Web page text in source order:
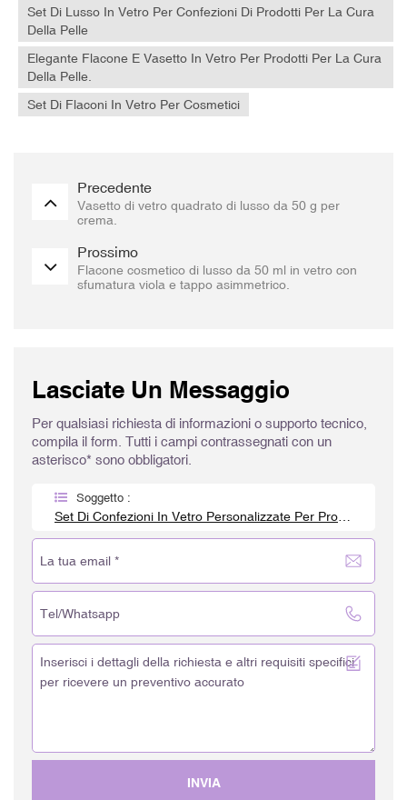
Set Di Lusso In Vetro Per Confezioni Di Prodotti Per La Cura
Della Pelle
Elegante Flacone E Vasetto In Vetro Per Prodotti Per La Cura
Della Pelle.
Set Di Flaconi In Vetro Per Cosmetici
Precedente
Vasetto di vetro quadrato di lusso da 50 g per
crema.
Prossimo
Flacone cosmetico di lusso da 50 ml in vetro con
sfumatura viola e tappo asimmetrico.
Lasciate Un Messaggio
Per qualsiasi richiesta di informazioni o supporto tecnico,
compila il form. Tutti i campi contrassegnati con un
asterisco* sono obbligatori.
Soggetto :
INVIA